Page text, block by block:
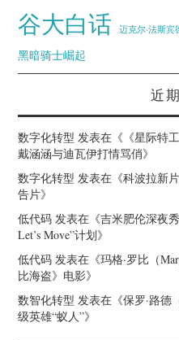
谷大白话 迈克尔·法斯宾
黑暗骑士崛起
近
数字化转型 发表在《 《星际特
戴涵涵与迪瓦伊打情骂俏》
数字化转型 发表在《科波拉新
告片》
低代码 发表在《吉米肥伦深夜
Let’s Move”计划》
低代码 发表在《玛格·罗比（
比海盗》电影》
数智化转型 发表在《保罗·路德
级英雄“蚁人”》